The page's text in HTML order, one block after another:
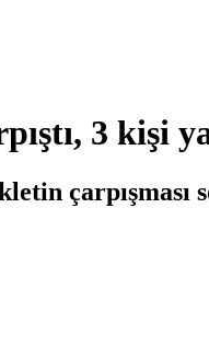
3 kişi
çarpışması